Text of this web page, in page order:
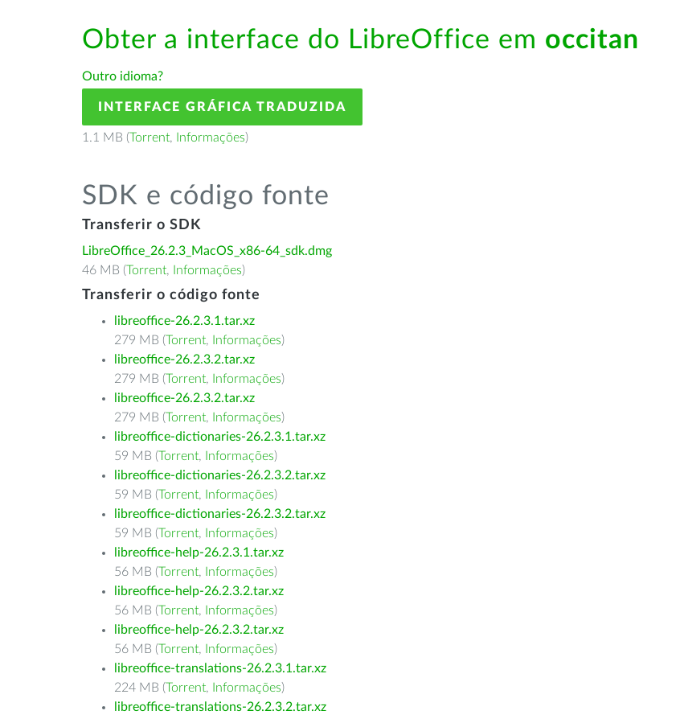
Obter a interface do LibreOffice em occitan
Outro idioma?
INTERFACE GRÁFICA TRADUZIDA
1.1 MB (Torrent, Informações)
SDK e código fonte
Transferir o SDK
LibreOffice_26.2.3_MacOS_x86-64_sdk.dmg
46 MB (Torrent, Informações)
Transferir o código fonte
libreoffice-26.2.3.1.tar.xz
279 MB (Torrent, Informações)
libreoffice-26.2.3.2.tar.xz
279 MB (Torrent, Informações)
libreoffice-26.2.3.2.tar.xz
279 MB (Torrent, Informações)
libreoffice-dictionaries-26.2.3.1.tar.xz
59 MB (Torrent, Informações)
libreoffice-dictionaries-26.2.3.2.tar.xz
59 MB (Torrent, Informações)
libreoffice-dictionaries-26.2.3.2.tar.xz
59 MB (Torrent, Informações)
libreoffice-help-26.2.3.1.tar.xz
56 MB (Torrent, Informações)
libreoffice-help-26.2.3.2.tar.xz
56 MB (Torrent, Informações)
libreoffice-help-26.2.3.2.tar.xz
56 MB (Torrent, Informações)
libreoffice-translations-26.2.3.1.tar.xz
224 MB (Torrent, Informações)
libreoffice-translations-26.2.3.2.tar.xz